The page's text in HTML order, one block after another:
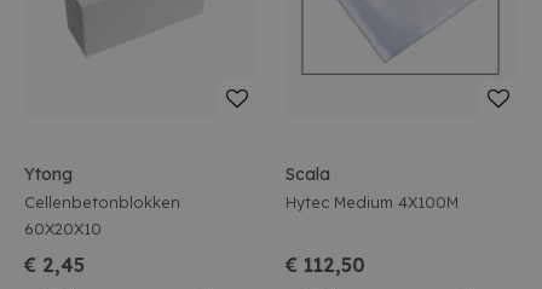
Ytong
Cellenbetonblokken
60X20X10
€ 2,45
Scala
Hytec Medium 4X100M
€ 112,50